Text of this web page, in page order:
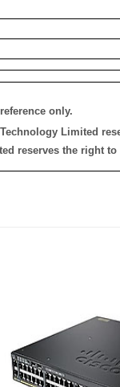
only.
Limited
reserves the right